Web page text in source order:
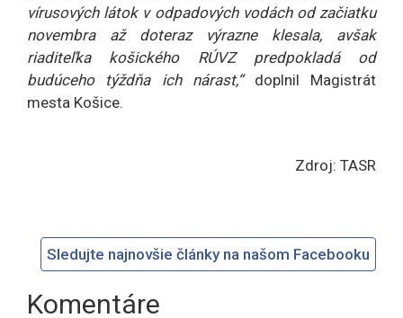
vírusových látok v odpadových vodách od začiatku
novembra až doteraz výrazne klesala, avšak
riaditeľka košického RÚVZ predpokladá od
budúceho týždňa ich nárast,“doplnil Magistrát
mesta Košice.
Zdroj: TASR
Sledujte najnovšie články na našom Facebooku
Komentáre